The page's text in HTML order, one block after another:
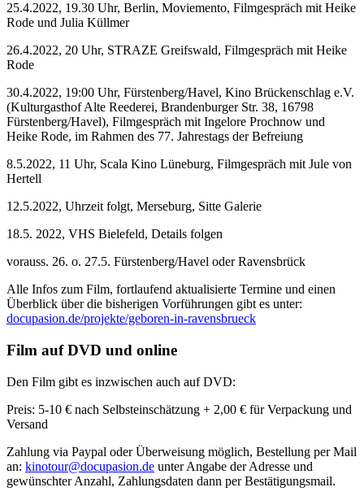
25.4.2022, 19.30 Uhr, Berlin, Moviemento, Filmgespräch mit Heike
Rode und Julia Küllmer
26.4.2022, 20 Uhr, STRAZE Greifswald, Filmgespräch mit Heike
Rode
30.4.2022, 19:00 Uhr, Fürstenberg/Havel, Kino Brückenschlag e.V.
(Kulturgasthof Alte Reederei, Brandenburger Str. 38, 16798
Fürstenberg/Havel), Filmgespräch mit Ingelore Prochnow und
Heike Rode, im Rahmen des 77. Jahrestags der Befreiung
8.5.2022, 11 Uhr, Scala Kino Lüneburg, Filmgespräch mit Jule von
Hertell
12.5.2022, Uhrzeit folgt, Merseburg, Sitte Galerie
18.5. 2022, VHS Bielefeld, Details folgen
vorauss. 26. o. 27.5. Fürstenberg/Havel oder Ravensbrück
Alle Infos zum Film, fortlaufend aktualisierte Termine und einen
Überblick über die bisherigen Vorführungen gibt es unter:
docupasion.de/projekte/geboren-in-ravensbrueck
Film auf DVD und online
Den Film gibt es inzwischen auch auf DVD:
Preis: 5-10 € nach Selbsteinschätzung + 2,00 € für Verpackung und
Versand
Zahlung via Paypal oder Überweisung möglich, Bestellung per Mail
an: kinotour@docupasion.de unter Angabe der Adresse und
gewünschter Anzahl, Zahlungsdaten dann per Bestätigungsmail.